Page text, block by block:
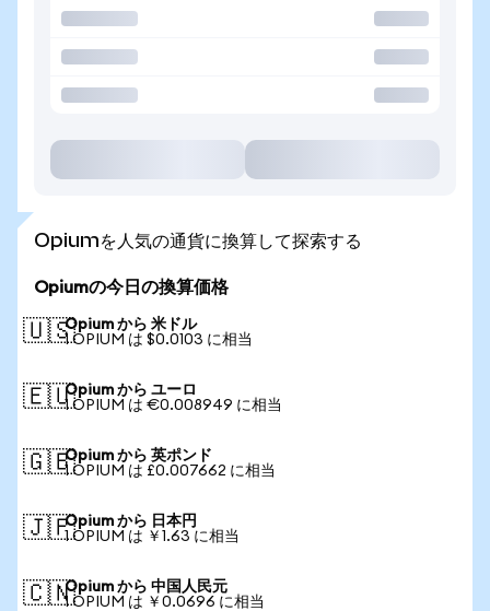
Opiumを人気の通貨に換算して探索する
Opiumの今日の換算価格
🇺🇸Opium から 米ドル
1 OPIUM は $0.0103 に相当
🇪🇺Opium から ユーロ
1 OPIUM は €0.008949 に相当
🇬🇧Opium から 英ポンド
1 OPIUM は £0.007662 に相当
🇯🇵Opium から 日本円
1 OPIUM は ￥1.63 に相当
🇨🇳Opium から 中国人民元
1 OPIUM は ￥0.0696 に相当